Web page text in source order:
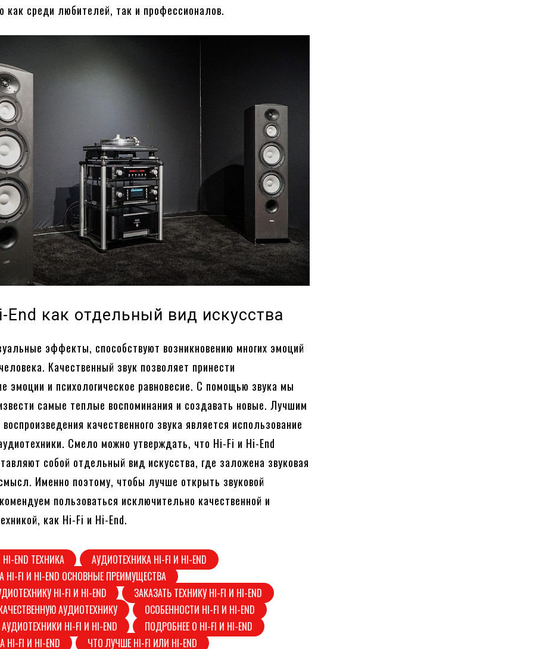
как среди любителей, так и профессионалов.
End как отдельный вид искусства
эффекты, способствуют возникновению многих эмоций
Качественный звук позволяет принести
эмоции и психологическое равновесие. С помощью звука мы
самые теплые воспоминания и создавать новые. Лучшим
качественного звука является использование
Смело можно утверждать, что Hi-Fi и Hi-End
собой отдельный вид искусства, где заложена звуковая
Именно поэтому, чтобы лучше открыть звуковой
пользоваться исключительно качественной и
как Hi-Fi и Hi-End.
HI-END ТЕХНИКА
АУДИОТЕХНИКА HI-FI И HI-END
HI-FI И HI-END ОСНОВНЫЕ ПРЕИМУЩЕСТВА
HI-FI И HI-END
ЗАКАЗАТЬ ТЕХНИКУ HI-FI И HI-END
АУДИОТЕХНИКУ
ОСОБЕННОСТИ HI-FI И HI-END
HI-FI И HI-END
ПОДРОБНЕЕ О HI-FI И HI-END
FI И HI-END
ЧТО ЛУЧШЕ HI-FI ИЛИ HI-END